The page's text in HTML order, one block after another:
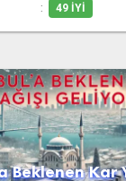
49 İYI
Beklenen Kar